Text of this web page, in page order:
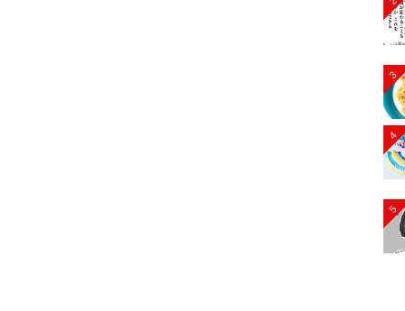
3
4
5